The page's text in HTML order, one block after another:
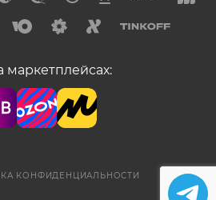
маркетплейсах:
КОНФИДЕНЦИАЛЬНОСТИ